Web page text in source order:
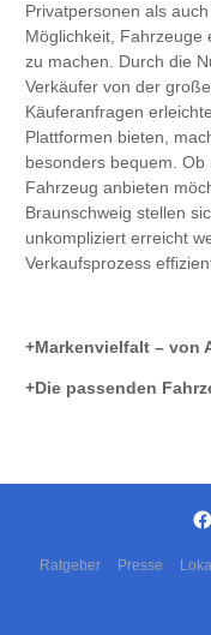
Privatpersonen als
Möglichkeit, Fahrzeuge
zu machen. Durch die
Verkäufer von der
Käuferanfragen
Plattformen bieten,
besonders bequem.
Fahrzeug anbieten
Braunschweig stellen
unkompliziert erreicht
Verkaufsprozess
Markenvielfalt – von
Die passenden
Ratgeber Presse